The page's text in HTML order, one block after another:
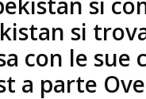
si
con le sue
a parte